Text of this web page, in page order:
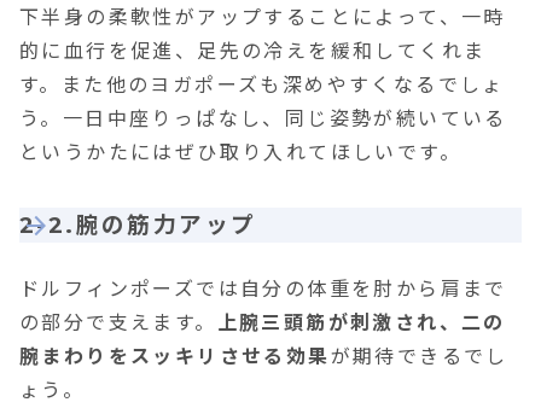
下半身の柔軟性がアップすることによって、一時
的に血行を促進、足先の冷えを緩和してくれま
す。また他のヨガポーズも深めやすくなるでしょ
う。一日中座りっぱなし、同じ姿勢が続いている
というかたにはぜひ取り入れてほしいです。
2-2.腕の筋力アップ
ドルフィンポーズでは自分の体重を肘から肩まで
の部分で支えます。 上腕三頭筋が刺激され、二の
腕まわりをスッキリさせる効果が期待できるでし
ょう。